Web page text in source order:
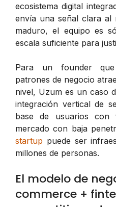
ecosistema digital
envía una señal clara al
maduro, el equipo es
escala suficiente para
Para un founder
patrones de negocio
nivel, Uzum es un caso
integración vertical de
base de usuarios con
mercado con baja
startup puede ser
millones de personas.
El modelo de
commerce +